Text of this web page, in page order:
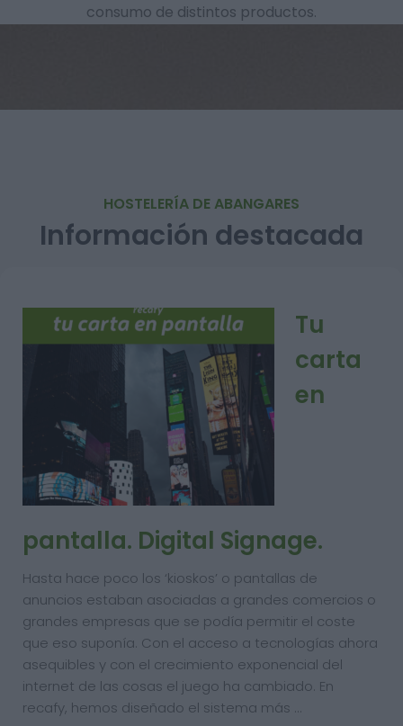
consumo de distintos productos.
HOSTELERÍA DE ABANGARES
Información destacada
Tu
carta
en
pantalla. Digital Signage.
Hasta hace poco los ‘kioskos’ o pantallas de
anuncios estaban asociadas a grandes comercios o
grandes empresas que se podía permitir el coste
que eso suponía. Con el acceso a tecnologías ahora
asequibles y con el crecimiento exponencial del
internet de las cosas el juego ha cambiado. En
recafy, hemos diseñado el sistema más …